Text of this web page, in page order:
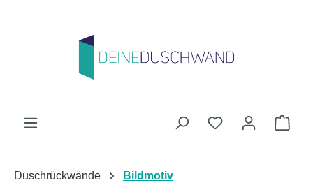
Du hast 0
Duschrückwände Bildmotiv